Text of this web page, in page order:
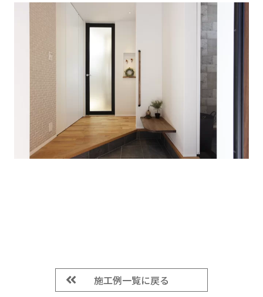
施工例一覧に戻る